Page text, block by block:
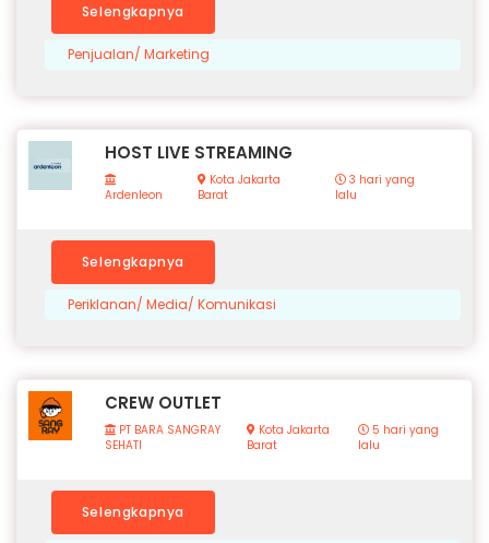
Selengkapnya
Penjualan/ Marketing
HOST LIVE STREAMING
Ardenleon
Kota Jakarta
Barat
3 hari yang
lalu
Selengkapnya
Periklanan/ Media/ Komunikasi
CREW OUTLET
PT BARA SANGRAY
SEHATI
Kota Jakarta
Barat
5 hari yang
lalu
Selengkapnya